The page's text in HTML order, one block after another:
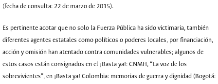
(fecha de consulta: 22 de marzo de 2015).
Es pertinente acotar que no solo la Fuerza Pública ha sido victimaria, también
diferentes agentes estatales como políticos o poderes locales, por financiación,
acción y omisión han atentado contra comunidades vulnerables; algunos de
estos casos están consignados en el ¡Basta ya!: CNMH, “La voz de los
sobrevivientes”, en ¡Basta ya! Colombia: memorias de guerra y dignidad (Bogotá: